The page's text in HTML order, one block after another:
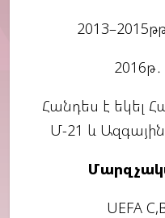
Հանդես է եկել
Մ-21 և
UEFA